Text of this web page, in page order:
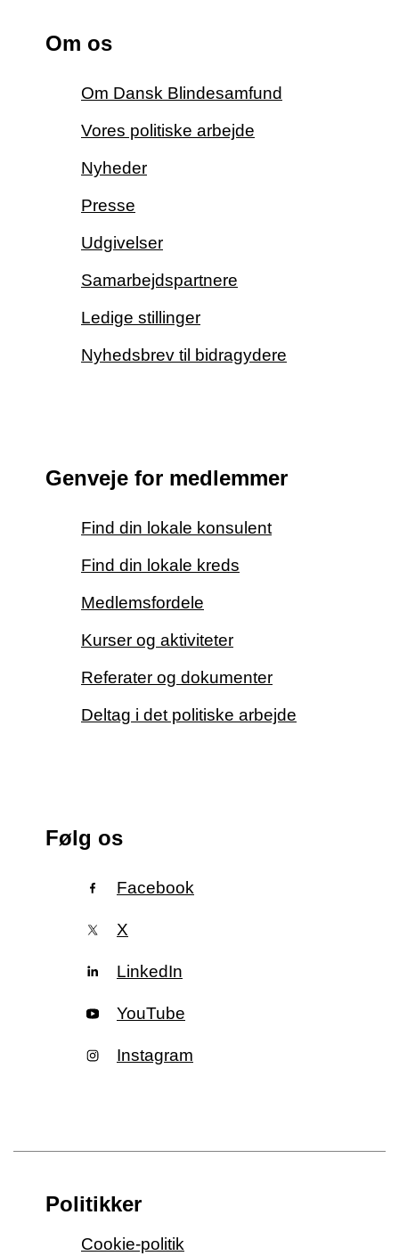
Om os
Om Dansk Blindesamfund
Vores politiske arbejde
Nyheder
Presse
Udgivelser
Samarbejdspartnere
Ledige stillinger
Nyhedsbrev til bidragydere
Genveje for medlemmer
Find din lokale konsulent
Find din lokale kreds
Medlemsfordele
Kurser og aktiviteter
Referater og dokumenter
Deltag i det politiske arbejde
Følg os
Facebook
X
LinkedIn
YouTube
Instagram
Politikker
Cookie-politik